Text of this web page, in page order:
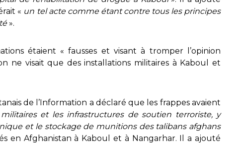
« un tel acte comme étant contre tous les principes
».
étaient « fausses et visant à tromper l’opinion
ne visait que des installations militaires à Kaboul et
de l’Information a déclaré que les frappes avaient
et les infrastructures de soutien terroriste, y
et le stockage de munitions des talibans afghans
en Afghanistan à Kaboul et à Nangarhar. Il a ajouté